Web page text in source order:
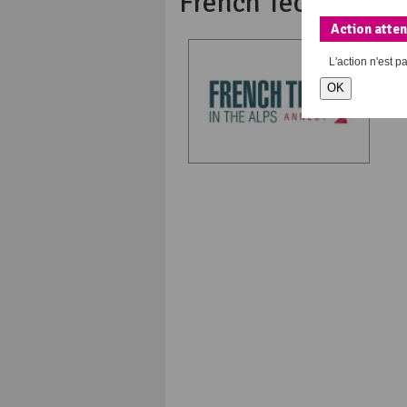
Action
L'action n'est
OK